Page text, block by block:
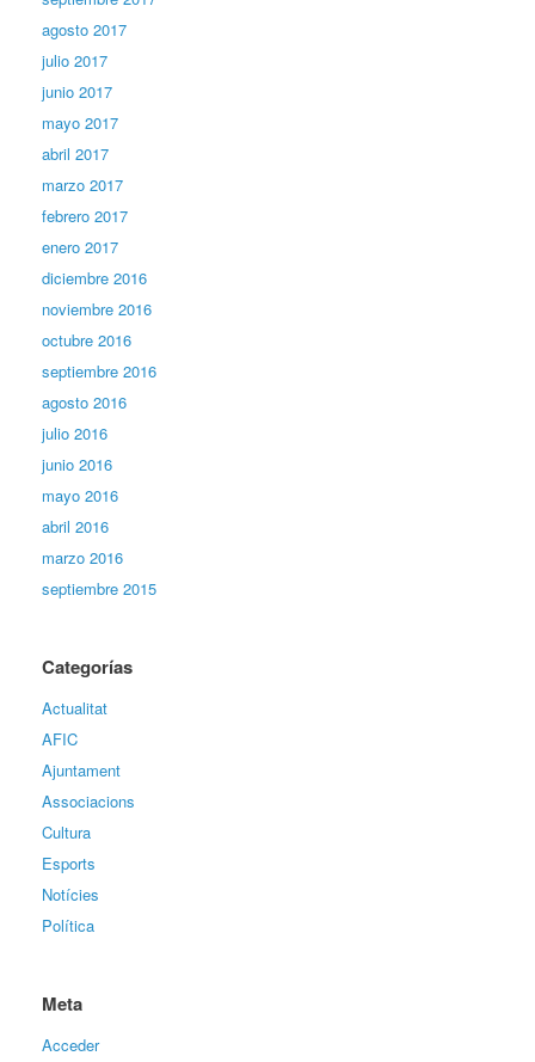
agosto 2017
julio 2017
junio 2017
mayo 2017
abril 2017
marzo 2017
febrero 2017
enero 2017
diciembre 2016
noviembre 2016
octubre 2016
septiembre 2016
agosto 2016
julio 2016
junio 2016
mayo 2016
abril 2016
marzo 2016
septiembre 2015
Categorías
Actualitat
AFIC
Ajuntament
Associacions
Cultura
Esports
Notícies
Política
Meta
Acceder